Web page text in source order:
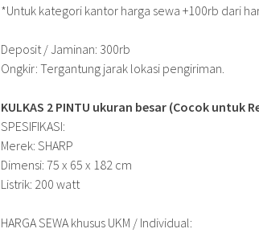
*Untuk kategori kantor harga sewa +100rb dari
Deposit / Jaminan: 300rb
Ongkir: Tergantung jarak lokasi pengiriman.
KULKAS 2 PINTU ukuran besar (Cocok untuk
SPESIFIKASI:
Merek: SHARP
Dimensi: 75 x 65 x 182 cm
Listrik: 200 watt
HARGA SEWA khusus UKM / Individual: